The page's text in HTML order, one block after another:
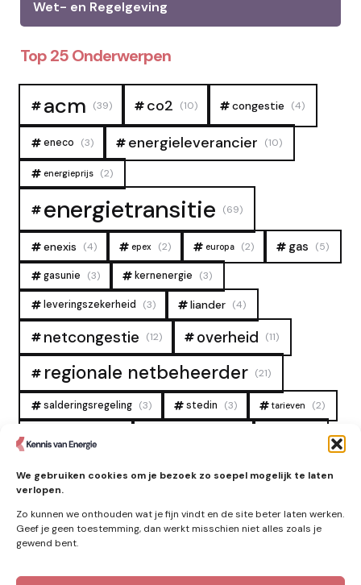
We gebruiken cookies om je bezoek zo soepel mogelijk te laten
verlopen.
Zo kunnen we onthouden wat je fijn vindt en de site beter laten werken.
Geef je geen toestemming, dan werkt misschien niet alles zoals je
gewend bent.
Wet- en Regelgeving
Top 25 Onderwerpen
acm (39) co2 (10) congestie (4)
eneco (3) energieleverancier (10)
energieprijs (2)
energietransitie (69)
enexis (4) epex (2) europa (2) gas (5)
gasunie (3) kernenergie (3)
leveringszekerheid (3) liander (4)
netcongestie (12) overheid (11)
regionale netbeheerder (21)
salderingsregeling (3) stedin (3) tarieven (2)
tennet
zonne-energie (9)